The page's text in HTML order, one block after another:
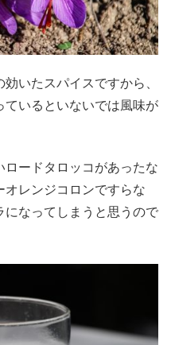
いたスパイスですから、
いるといないでは風味が
ロードタロッコがあったな
オレンジコロンですらな
になってしまうと思うので